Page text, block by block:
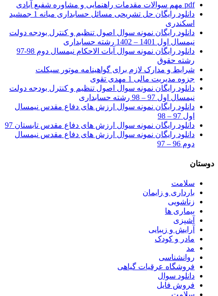
pdf مهم سوالات مقدمات راهنمایی و مشاوره شفیع آبادی
دانلود رایگان حل تشریحی مسائل حسابداری میانه 1 جمشید
اسکندری
دانلود رایگان نمونه سوال اصول تنظیم و کنترل بودجه دولت
نیمسال اول 1401 – 1402 رشته حسابداری
دانلود رایگان نمونه سوال آیات الاحکام نیمسال دوم 98-97
رشته حقوق
شرایط و مدارک لازم برای گواهینامه موتور سیکلت
جزوه مدیریت مالی 1 مهدی تقوی
دانلود رایگان نمونه سوال اصول تنظیم و کنترل بودجه دولت
نیمسال اول 97 – 98 رشته حسابداری
دانلود رایگان نمونه سوال ارزش های دفاع مقدس نیمسال
اول 97 – 98
دانلود رایگان نمونه سوال ارزش های دفاع مقدس تابستان 97
دانلود رایگان نمونه سوال ارزش های دفاع مقدس نیمسال
دوم 96 – 97
دوستان
سلامت
بارداری و زایمان
زناشویی
بیماری ها
آشپزی
آرایش و زیبایی
مادر و کودک
مد
روانشناسی
فروشگاه عرقیات گیاهی
دانلود سوال
فروش فایل
سلامت